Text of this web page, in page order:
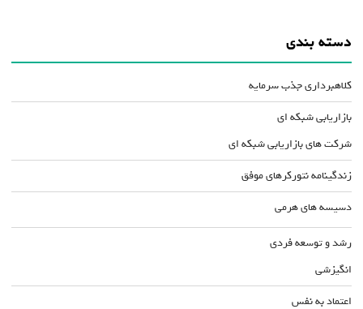
دسته بندی
کلاهبرداری جذب سرمایه
بازاریابی شبکه ای
شرکت های بازاریابی شبکه ای
زندگینامه نتورکرهای موفق
دسیسه های هرمی
رشد و توسعه فردی
انگیزشی
اعتماد به نفس